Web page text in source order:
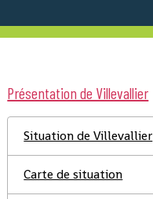
Présentation de Villevallier
Situation de Villevallier
Carte de situation